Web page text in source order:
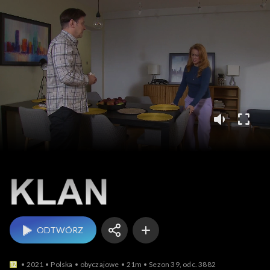
Klan
ODTWÓRZ
2021 Polska obyczajowe 21m Sezon 39, odc. 3882